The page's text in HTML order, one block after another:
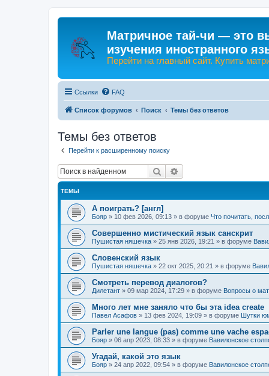
Матричное тай-чи — это
изучения иностранного
Перейти на главный сайт. Купить
Ссылки FAQ
Список форумов Поиск Темы без ответов
Темы без ответов
Перейти к расширенному поиску
Поиск
ТЕМЫ
А поиграть? [англ]
Бояр » 10 фев 2026, 09:13 » в форуме Что почитать,
Совершенно мистический язык санскрит
Пушистая няшечка » 25 янв 2026, 19:21 » в форуме
Словенский язык
Пушистая няшечка » 22 окт 2025, 20:21 » в форуме
Смотреть перевод диалогов?
Дилетант » 09 мар 2024, 17:29 » в форуме Вопросы о
Много лет мне заняло что бы эта idea create
Павел Асафов » 13 фев 2024, 19:09 » в форуме Шутки
Parler une langue (pas) comme une vache
Бояр » 06 апр 2023, 08:33 » в форуме Вавилонское
Угадай, какой это язык
Бояр » 24 апр 2022, 09:54 » в форуме Вавилонское